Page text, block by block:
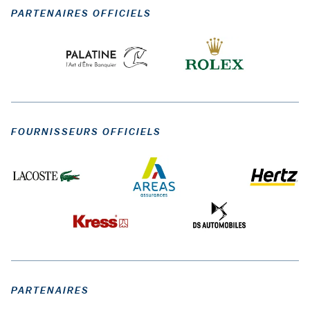
PARTENAIRES OFFICIELS
FOURNISSEURS OFFICIELS
PARTENAIRES